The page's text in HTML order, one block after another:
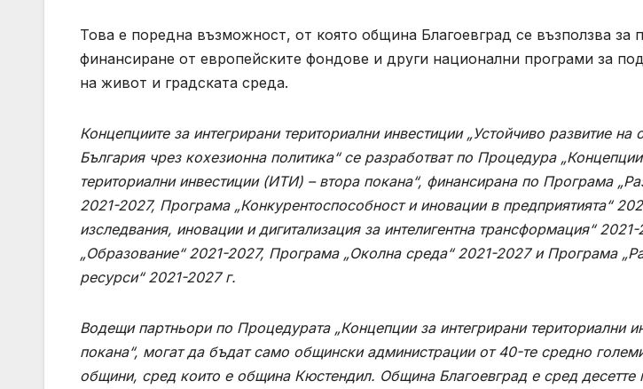
Това е поредна възможност, от която община Благоевград се възползва за
финансиране от европейските фондове и други национални програми за
на живот и градската среда.
Концепциите за интегрирани териториални инвестиции „Устойчиво развитие
България чрез кохезионна политика“ се разработват по Процедура
териториални инвестиции (ИТИ) – втора покана“, финансирана по Програма
2021-2027, Програма „Конкурентоспособност и иновации в предприятията“
изследвания, иновации и дигитализация за интелигентна трансформация“
„Образование“ 2021-2027, Програма „Околна среда“ 2021-2027 и Програма
ресурси“ 2021-2027 г.
Водещи партньори по Процедурата „Концепции за интегрирани териториални
покана“, могат да бъдат само общински администрации от 40-те средно
общини, сред които е община Кюстендил. Община Благоевград е сред десетте